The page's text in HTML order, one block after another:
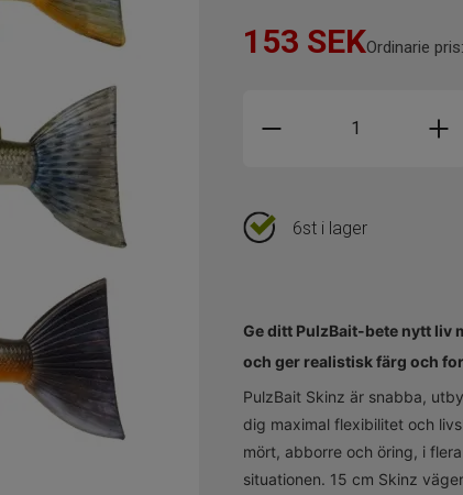
153 SEKOrdinarie pris:
6st i lager
Ge ditt PulzBait-bete nytt liv
och ger realistisk färg och
PulzBait Skinz är snabba,
dig maximal flexibilitet och
mört, abborre och öring, i
situationen. 15 cm Skinz